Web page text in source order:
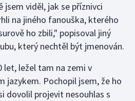
viděl, jak se příznivci
na jiného fanouška, kterého
ho zbili," popisoval jiný
který nechtěl být jmenován.
let, ležel tam na zemi v
jazykem. Pochopil jsem, že ho
dovolil projevit nesouhlas s